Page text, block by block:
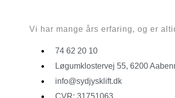
Vi har mange års erfaring, og er
74 62 20 10
Løgumklostervej 55, 6200
info@sydjysklift.dk
CVR: 31751063